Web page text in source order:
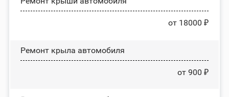
от 18000 ₽
Ремонт крыла автомобиля
от 900 ₽